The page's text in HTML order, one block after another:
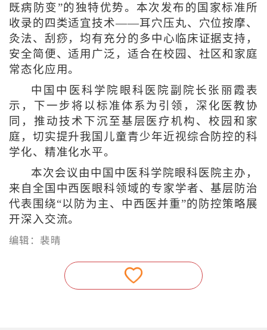
既病防变”的独特优势。本次发布的国家标准所
收录的四类适宜技术——耳穴压丸、穴位按摩、
灸法、刮痧，均有充分的多中心临床证据支持，
安全简便、适用广泛，适合在校园、社区和家庭
常态化应用。
中国中医科学院眼科医院副院长张丽霞表
示，下一步将以标准体系为引领，深化医教协
同，推动技术下沉至基层医疗机构、校园和家
庭，切实提升我国儿童青少年近视综合防控的科
学化、精准化水平。
本次会议由中国中医科学院眼科医院主办，
来自全国中西医眼科领域的专家学者、基层防治
代表围绕“以防为主、中西医并重”的防控策略展
开深入交流。
编辑：裴晴